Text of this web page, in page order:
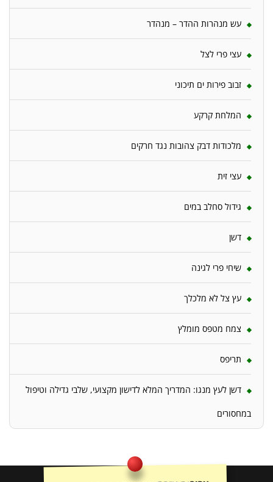
עש מנהרות ההדר – מנהדר
עצי פרי לצל
זבוב פירות ים תיכוני
המלחת קרקע
מלכודות דבק צהובות נגד חרקים
עצי זית
גידול סחלב במים
דשן
שיחי פרי לגינה
עץ צל לא מלכלך
צמח מטפס מומלץ
תריפס
דשן לעץ מנגו: המדריך המלא לדישון מקצועי, שלבי גדילה וטיפול
במחסורים